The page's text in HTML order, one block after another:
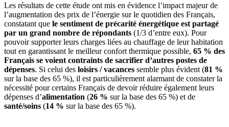
Les résultats de cette étude ont mis en évidence l’impact majeur de
l’augmentation des prix de l’énergie sur le quotidien des Français,
constatant que le sentiment de précarité énergétique est partagé
par un grand nombre de répondants (1/3 d’entre eux). Pour
pouvoir supporter leurs charges liées au chauffage de leur habitation
tout en garantissant le meilleur confort thermique possible, 65 % des
Français se voient contraints de sacrifier d’autres postes de
dépenses. Si celui des loisirs / vacances semble plus évident (81 %
sur la base des 65 %), il est particulièrement alarmant de constater la
nécessité pour certains Français de devoir réduire également leurs
dépenses d’alimentation (26 % sur la base des 65 %) et de
santé/soins (14 % sur la base des 65 %).